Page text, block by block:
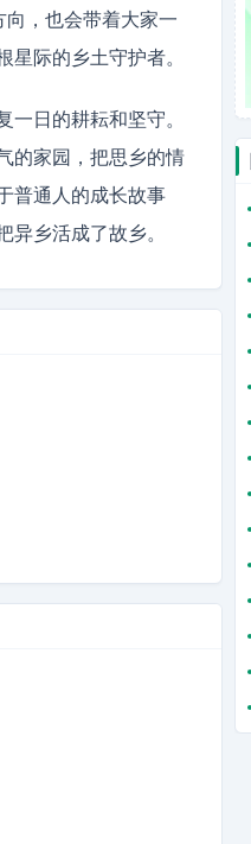
向，也会带着大家一
际的乡土守护者。
日的耕耘和坚守。
的家园，把思乡的情
普通人的成长故事
乡活成了故乡。